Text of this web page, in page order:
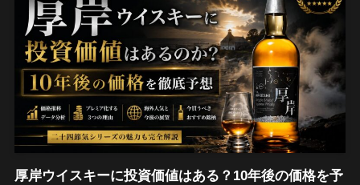
厚岸ウイスキーに投資価値はある？10年後の価格を予